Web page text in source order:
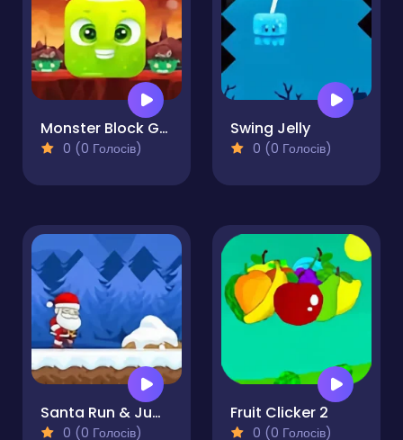
Monster Block Game
0 (0 Голосів)
Swing Jelly
0 (0 Голосів)
Santa Run & Jump
0 (0 Голосів)
Fruit Clicker 2
0 (0 Голосів)